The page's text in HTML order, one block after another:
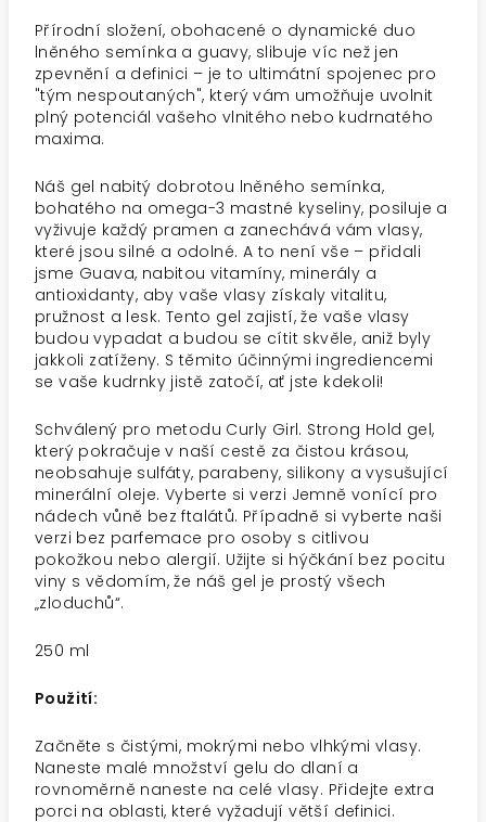
Přírodní složení, obohacené o dynamické duo
lněného semínka a guavy, slibuje víc než jen
zpevnění a definici – je to ultimátní spojenec pro
"tým nespoutaných", který vám umožňuje uvolnit
plný potenciál vašeho vlnitého nebo kudrnatého
maxima.
Náš gel nabitý dobrotou lněného semínka,
bohatého na omega-3 mastné kyseliny, posiluje a
vyživuje každý pramen a zanechává vám vlasy,
které jsou silné a odolné. A to není vše – přidali
jsme Guava, nabitou vitamíny, minerály a
antioxidanty, aby vaše vlasy získaly vitalitu,
pružnost a lesk. Tento gel zajistí, že vaše vlasy
budou vypadat a budou se cítit skvěle, aniž byly
jakkoli zatíženy. S těmito účinnými ingrediencemi
se vaše kudrnky jistě zatočí, ať jste kdekoli!
Schválený pro metodu Curly Girl. Strong Hold gel,
který pokračuje v naší cestě za čistou krásou,
neobsahuje sulfáty, parabeny, silikony a vysušující
minerální oleje. Vyberte si verzi Jemně vonící pro
nádech vůně bez ftalátů. Případně si vyberte naši
verzi bez parfemace pro osoby s citlivou
pokožkou nebo alergií. Užijte si hýčkání bez pocitu
viny s vědomím, že náš gel je prostý všech
„zloduchů“.
250 ml
Použití:
Začněte s čistými, mokrými nebo vlhkými vlasy.
Naneste malé množství gelu do dlaní a
rovnoměrně naneste na celé vlasy. Přidejte extra
porci na oblasti, které vyžadují větší definici.